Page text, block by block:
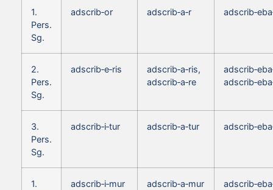
1.
Pers.
Sg.
adscrib‑or adscrib‑a‑r
2.
Pers.
Sg.
adscrib‑e‑ris
adscrib‑a‑ris,
adscrib‑a‑re
3.
Pers.
Sg.
adscrib‑i‑tur adscrib‑a‑tur
1.
adscrib‑i‑mur adscrib‑a‑mur